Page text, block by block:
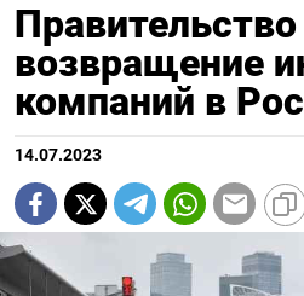
возвращение
компаний в
14.07.2023